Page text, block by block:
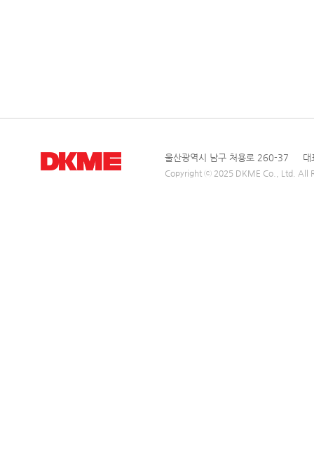
울산광역시 남구 처용로 260-37
Copyright ⓒ 2025 DKME Co., Ltd. All